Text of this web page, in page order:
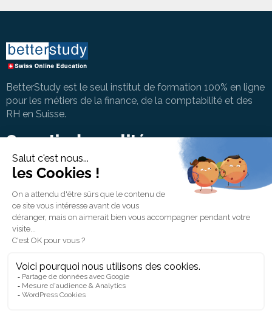
BetterStudy est le seul institut de formation 100% en ligne
pour les métiers de la finance, de la comptabilité et des
RH en Suisse.
Garantie de qualité
Contact
info@betterstudy.ch
+41 (0) 22 535 41 94